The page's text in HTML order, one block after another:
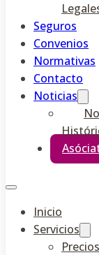
Seguros
Convenios
Normativas
Contacto
Noticias
Inicio
Servicios
Precios
El
de